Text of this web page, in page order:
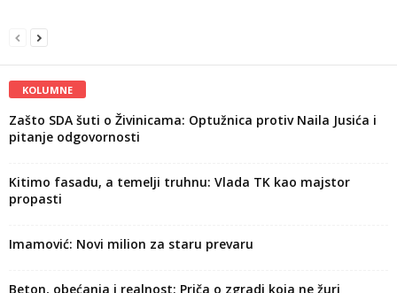
KOLUMNE
Zašto SDA šuti o Živinicama: Optužnica protiv Naila Jusića i
pitanje odgovornosti
Kitimo fasadu, a temelji truhnu: Vlada TK kao majstor
propasti
Imamović: Novi milion za staru prevaru
Beton, obećanja i realnost: Priča o zgradi koja ne žuri